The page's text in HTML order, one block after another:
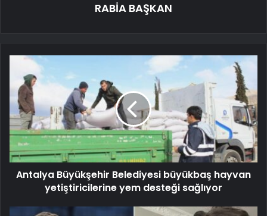
RABİA BAŞKAN
Antalya Büyükşehir Belediyesi büyükbaş hayvan
yetiştiricilerine yem desteği sağlıyor